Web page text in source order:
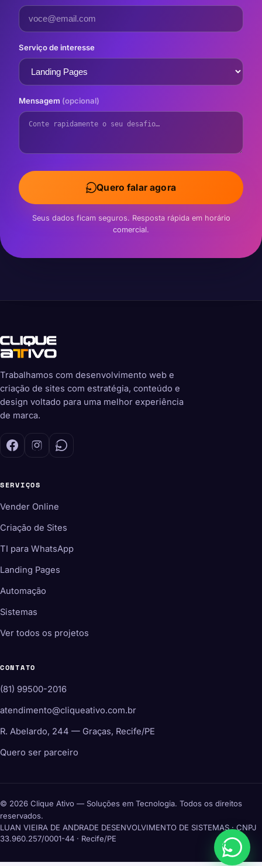
Serviço de interesse
Mensagem (opcional)
Quero falar agora
Seus dados ficam seguros. Resposta rápida em horário
comercial.
Trabalhamos com desenvolvimento web e
criação de sites com estratégia, conteúdo e
design voltado para uma melhor experiência
de marca.
SERVIÇOS
Vender Online
Criação de Sites
TI para WhatsApp
Landing Pages
Automação
Sistemas
Ver todos os projetos
CONTATO
(81) 99500-2016
atendimento@cliqueativo.com.br
R. Abelardo, 244 — Graças, Recife/PE
Quero ser parceiro
© 2026 Clique Ativo — Soluções em Tecnologia. Todos os direitos
reservados.
LUAN VIEIRA DE ANDRADE DESENVOLVIMENTO DE SISTEMAS · CNPJ
33.960.257/0001-44 · Recife/PE